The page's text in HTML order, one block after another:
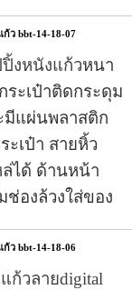
ว bbt-14-18-07
งหนังแก้วหนา
ระเป๋าติดกระดุม
มีแผ่นพลาสติก
ะเป๋า สายหิ้ว
ล่ได้ ด้านหน้า
ช่องล้วงใส่ของ
ว bbt-14-18-06
ก้วลายdigital